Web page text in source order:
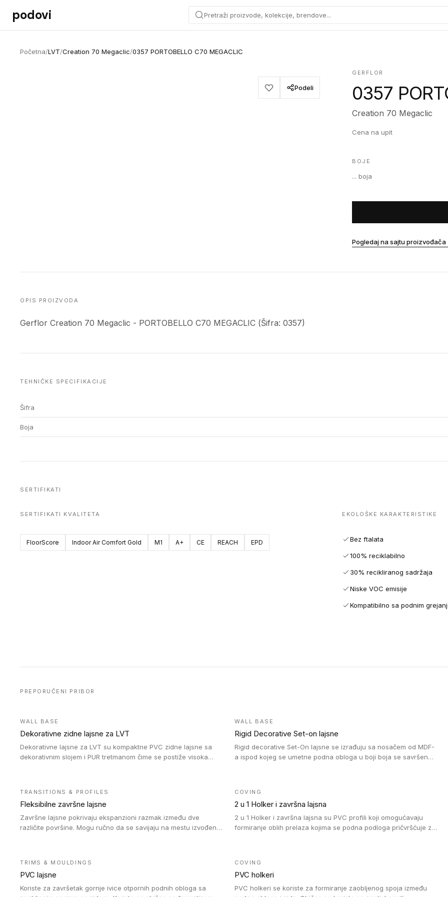
Preskoči na sadržaj
podovi Pretraži proizvode, kolekcije, brendove...
Početna/LVT/Creation 70 Megaclic/0357 PORTOBELLO C70 MEGACLIC
Podeli
GERFLOR
0357
Creation 70 Megaclic
Cena na upit
BOJE
... boja
Pogledaj na sajtu proizvođača
OPIS PROIZVODA
Gerflor Creation 70 Megaclic - PORTOBELLO C70 MEGACLIC (Šifra: 0357)
TEHNIČKE SPECIFIKACIJE
Šifra
Boja
SERTIFIKATI
SERTIFIKATI KVALITETA
FloorScore Indoor Air Comfort Gold M1 A+ CE REACH EPD
EKOLOŠKE KARAKTERISTIKE
Bez ftalata
100% reciklabilno
30% recikliranog sadržaja
Niske VOC emisije
Kompatibilno sa podnim
PREPORUČENI PRIBOR
WALL BASE
Dekorativne zidne lajsne za LVT
Dekorativne lajsne za LVT su kompaktne PVC zidne lajsne sa
dekorativnim slojem i PUR tretmanom čime se postiže visoka
WALL BASE
Rigid Decorative Set-on lajsne
Rigid decorative Set-On lajsne se izrađuju sa nosačem od MDF-
a ispod kojeg se umetne podna obloga u boji boja se savršeno
TRANSITIONS & PROFILES
Fleksibilne završne lajsne
Završne lajsne pokrivaju ekspanzioni razmak između dve
različite površine. Mogu ručno da se savijaju na mestu izvođenja
(kompaktni i akustički), kao i sa podnim oblogama od linoleuma.
COVING
2 u 1 Holker i završna lajsna
2 u 1 Holker i završna lajsna su PVC profili koji omogućavaju
formiranje oblih prelaza kojima se podna podloga pričvršćuje za
TRIMS & MOULDINGS
PVC lajsne
Koriste za završetak gornje ivice otpornih podnih obloga sa
COVING
PVC holkeri
PVC holkeri se koriste za formiranje zaobljenog spoja između